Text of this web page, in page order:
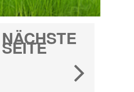
NÄCHSTE
SEITE